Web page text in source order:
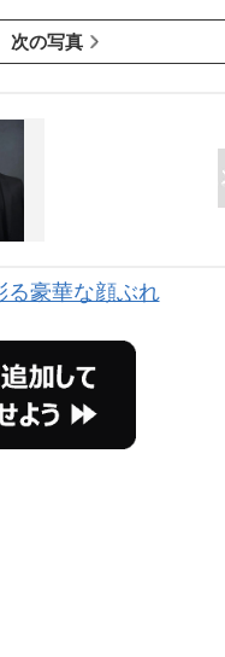
次の写真
る豪華な顔ぶれ